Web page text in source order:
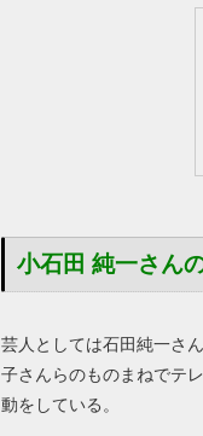
小石田 純一さん
芸人としては石田純一さ
子さんらのものまねでテ
動をしている。